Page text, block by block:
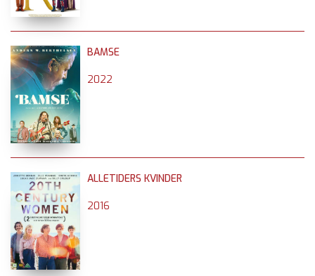
BAMSE
2022
ALLETIDERS KVINDER
2016